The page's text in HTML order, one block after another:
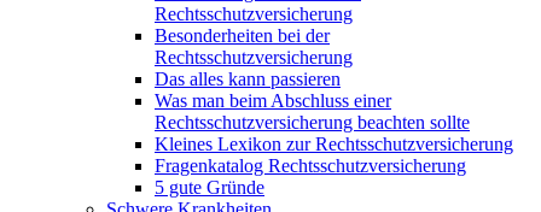
Rechtsschutzversicherung
Besonderheiten bei der
Rechtsschutzversicherung
Das alles kann passieren
Was man beim Abschluss einer
Rechtsschutzversicherung beachten sollte
Kleines Lexikon zur Rechtsschutzversicherung
Fragenkatalog Rechtsschutzversicherung
5 gute Gründe